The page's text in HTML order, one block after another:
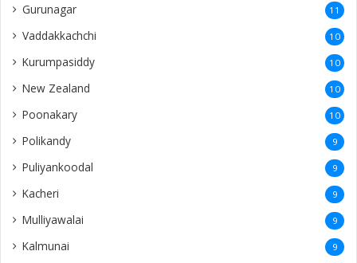
Gurunagar 11
Vaddakkachchi 10
Kurumpasiddy 10
New Zealand 10
Poonakary 10
Polikandy 9
Puliyankoodal 9
Kacheri 9
Mulliyawalai 9
Kalmunai 9